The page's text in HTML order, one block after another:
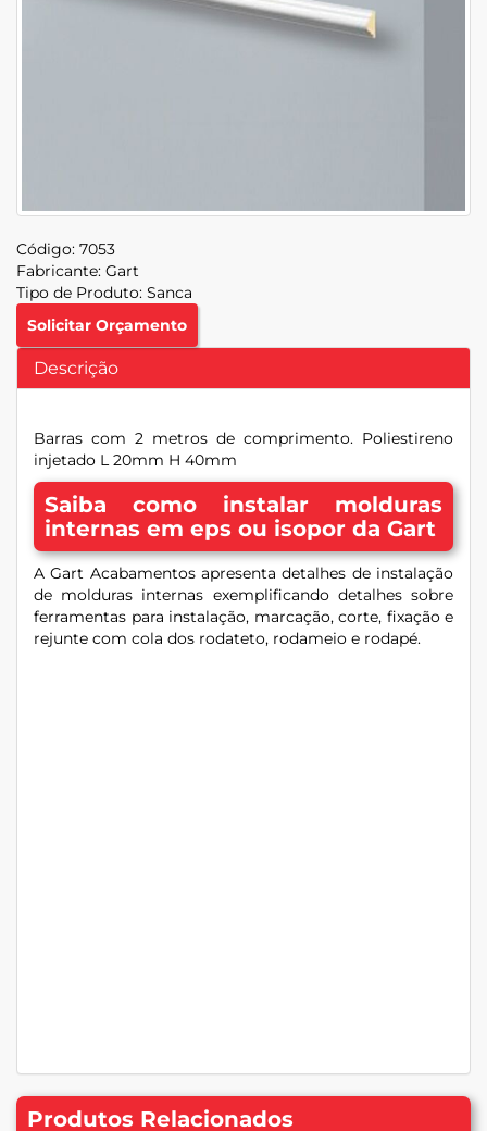
Código: 7053
Fabricante: Gart
Tipo de Produto: Sanca
Solicitar Orçamento
Descrição
Barras com 2 metros de comprimento. Poliestireno
injetado L 20mm H 40mm
Saiba como instalar molduras
internas em eps ou isopor da Gart
A Gart Acabamentos apresenta detalhes de instalação
de molduras internas exemplificando detalhes sobre
ferramentas para instalação, marcação, corte, fixação e
rejunte com cola dos rodateto, rodameio e rodapé.
Produtos Relacionados